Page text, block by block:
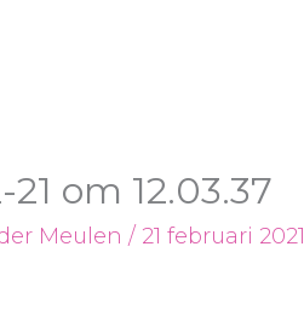
om 12.03.37
Meulen / 21 februari 2021